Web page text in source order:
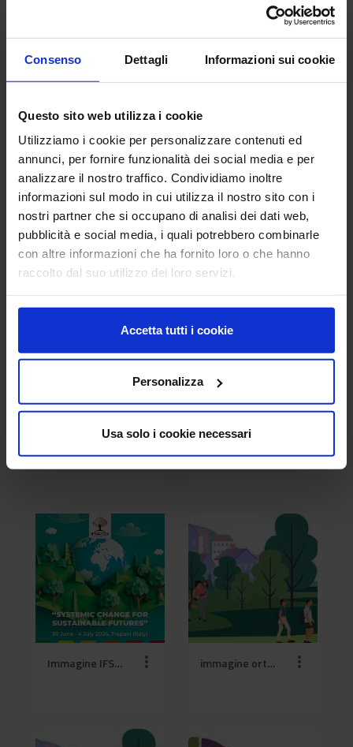
Consenso Dettagli Informazioni sui cookie
Questo sito web utilizza i cookie
Utilizziamo i cookie per personalizzare contenuti ed
annunci, per fornire funzionalità dei social media e per
analizzare il nostro traffico. Condividiamo inoltre
informazioni sul modo in cui utilizza il nostro sito con i
nostri partner che si occupano di analisi dei dati web,
pubblicità e social media, i quali potrebbero combinarle
con altre informazioni che ha fornito loro o che hanno
raccolto dal suo utilizzo dei loro servizi.
Accetta tutti i cookie
Personalizza
Usa solo i cookie necessari
IMMAGINE Forestry Law and Food Law 1 (2).jpg
IMMAGINE Forestry Law and Food Law 1 (3).jpg IMMAGINE Forestry Law and Food Law 1.jpg
Immagine IFSA CREA.jpg immagine orto botanico (1).jpg